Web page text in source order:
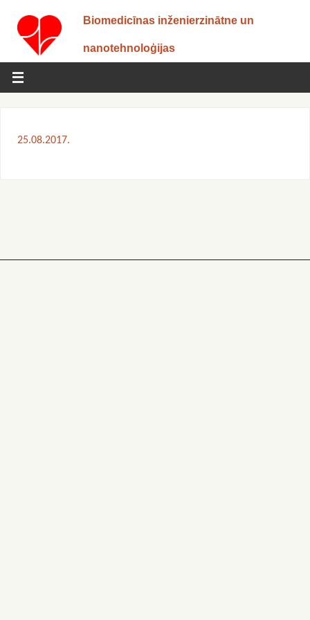
Biomedicīnas inženierzinātne un
nanotehnoloģijas
25.08.2017.